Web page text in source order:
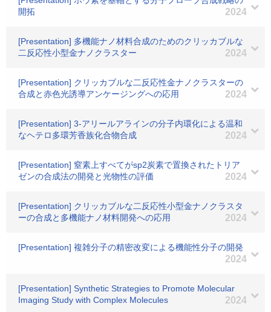
開拓
2024
[Presentation] 多機能ナノ材料合成のためのクリッカブルな
二反応性小型金ナノクラスター
2024
[Presentation] クリッカブルな二反応性金ナノクラスターの
合成と赤色光誘導アンケージングへの応用
2024
[Presentation] 3-アリールアラインの分子内環化による温和
なヘテロ多環芳香族化合物合成
2024
[Presentation] 窒素上すべてがsp2炭素で置換されたトリア
ゼンの合成法の開発と光物性の評価
2024
[Presentation] クリッカブルな二反応性小型金ナノクラスタ
ーの合成と多機能ナノ材料開発への応用
2024
[Presentation] 複雑分子の精密改変による機能性分子の開発
2024
[Presentation] Synthetic Strategies to Promote Molecular
Imaging Study with Complex Molecules
2024